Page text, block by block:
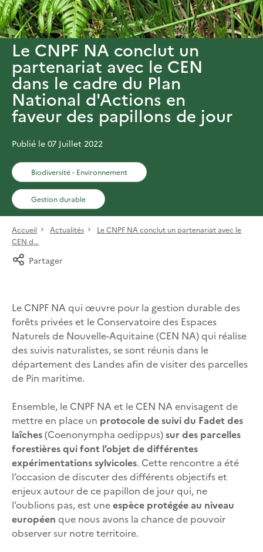
Le CNPF NA conclut un
partenariat avec le CEN
dans le cadre du Plan
National d'Actions en
faveur des papillons de jour
Publié le 07 Juillet 2022
Biodiversité - Environnement
Gestion durable
Accueil Actualités
Le CNPF NA conclut un partenariat avec le
CEN d...
Partager
Le CNPF NA qui œuvre pour la gestion durabledes
forêts privées et le Conservatoire des Espaces
Naturels de Nouvelle-Aquitaine (CEN NA) qui réalise
des suivis naturalistes, se sont réunis dans le
département des Landes afin de visiter des parcelles
de Pin maritime.
Ensemble, le CNPF NA et le CEN NA envisagent de
mettre en place un protocole de suivi du Fadet des
laîches(Coenonympha oedippus)sur des parcelles
forestières qui font l’objet de différentes
expérimentations sylvicoles. Cette rencontre a été
l’occasion de discuter des différents objectifs et
enjeux autour de ce papillon de jour qui, ne
l’oublions pas, est uneespèce protégée au niveau
européen que nous avons la chance de pouvoir
observer sur notre territoire.